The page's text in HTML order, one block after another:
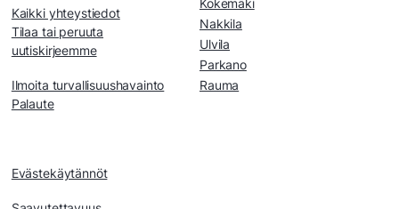
Kaikki yhteystiedot
Tilaa tai peruuta
uutiskirjeemme
Ilmoita turvallisuushavainto
Palaute
Evästekäytännöt
Kokemäki
Nakkila
Ulvila
Parkano
Rauma